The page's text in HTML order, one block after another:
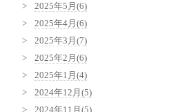
2025年5月(6)
2025年4月(6)
2025年3月(7)
2025年2月(6)
2025年1月(4)
2024年12月(5)
2024年11月(5)